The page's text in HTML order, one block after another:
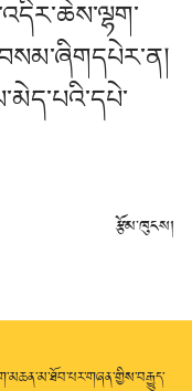
རྩོམ་ཁུངས།